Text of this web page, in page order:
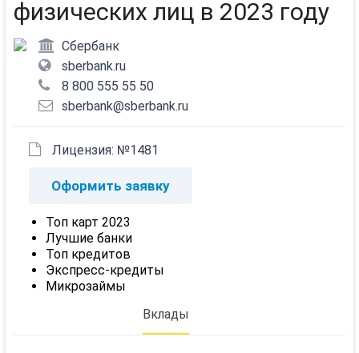
физических лиц в 2023 году
Сбербанк
sberbank.ru
8 800 555 55 50
sberbank@sberbank.ru
Лицензия: №1481
Оформить заявку
Топ карт 2023
Лучшие банки
Топ кредитов
Экспресс-кредиты
Микрозаймы
Вклады